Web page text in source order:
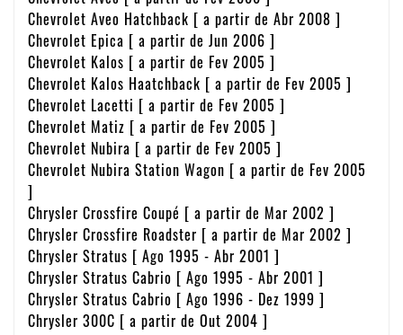
Chevrolet Aveo Hatchback [ a partir de Abr 2008 ]
Chevrolet Epica [ a partir de Jun 2006 ]
Chevrolet Kalos [ a partir de Fev 2005 ]
Chevrolet Kalos Haatchback [ a partir de Fev 2005 ]
Chevrolet Lacetti [ a partir de Fev 2005 ]
Chevrolet Matiz [ a partir de Fev 2005 ]
Chevrolet Nubira [ a partir de Fev 2005 ]
Chevrolet Nubira Station Wagon [ a partir de Fev 2005
]
Chrysler Crossfire Coupé [ a partir de Mar 2002 ]
Chrysler Crossfire Roadster [ a partir de Mar 2002 ]
Chrysler Stratus [ Ago 1995 - Abr 2001 ]
Chrysler Stratus Cabrio [ Ago 1995 - Abr 2001 ]
Chrysler Stratus Cabrio [ Ago 1996 - Dez 1999 ]
Chrysler 300C [ a partir de Out 2004 ]